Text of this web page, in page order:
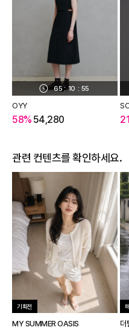
65 : 10 : 53
OYY
58% 54,280
관련 컨텐츠를 확인하세요.
기획전
MY SUMMER OASIS 더